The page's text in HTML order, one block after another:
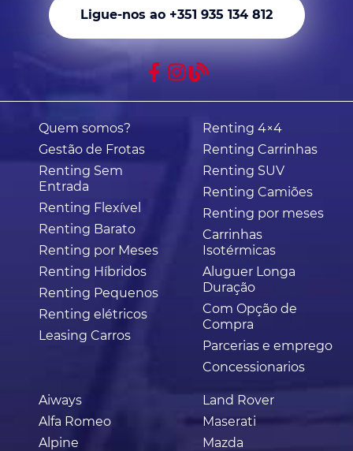
Ligue-nos ao +351 935 134 812
Quem somos?
Gestão de Frotas
Renting Sem
Entrada
Renting Flexível
Renting Barato
Renting por Meses
Renting Híbridos
Renting Pequenos
Renting elétricos
Leasing Carros
Aiways
Alfa Romeo
Alpine
Land Rover
Maserati
Mazda
Renting 4×4
Renting Carrinhas
Renting SUV
Renting Camiões
Renting por meses
Carrinhas
Isotérmicas
Aluguer Longa
Duração
Com Opção de
Compra
Parcerias e emprego
Concessionarios